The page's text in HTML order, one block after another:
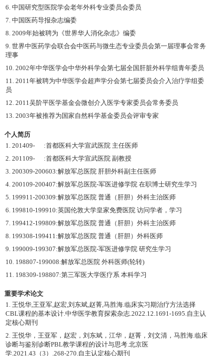
6. 中国研究型医院学会老年外科专业委员会委员
7. 中国医药导报杂志编委
8. 2009年始被聘为《世界华人消化杂志》编委
9. 世界中医药学会联合会中医药与微生态专业委员会第一届理事会常务
理事
10. 2002年中华医学会中华外科学会第七届全国肝脏外科学组青年委员
11. 2011年被聘为中华医学会超声学分会第七届委员会介入治疗学组委
员
12. 2011吴阶平医学基金会微创介入医学专家委员会常务委员
13. 2003年被推荐为国家自然科学基金委员会评审专家
个人简历
1. 201409- :首都医科大学宣武医院 主任医师
2. 201109- :首都医科大学宣武医院 副教授
3. 200309-200603:解放军总医院 肝胆外科副主任医师
4. 200109-200407:解放军总医院-军医进修学院 在职博士研究生学习
5. 199911-200309:解放军总医院 普通（肝胆）外科主治医师
6. 199810-199910:英国伦敦大学皇家免费医院 访问学者，学习
7. 199412-199809:解放军总医院 普通（肝胆）外科主治医师
8. 199308-199411:解放军总医院 普通（肝胆）外科医师
9. 199009-199307:解放军总医院-军医进修学院 研究生学习
10. 198807-199008:解放军总医院 外科医师(轮转)
11. 198309-198807:第三军医大学医疗系 本科学习
重要学术论文
1. 王悦华,王亚军,赵宏,刘东斌,赵菁,马胜海.临床实习期治疗方法选择
CBL课程的基本设计.中华医学教育探索杂志.2022.12.1691-1695.自主认
定核心期刊
2. 王悦华，王亚军，赵宏，刘东斌，江华，赵菁，刘文清，马胜海.临床
诊断与鉴别诊断PBL教学课程的设计与思考.北京医
学.2021.43（3）.268-270.自主认定核心期刊